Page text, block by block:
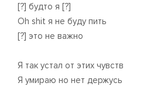
[?] будто я [?]
Oh shit я не буду пить
[?] это не важно
Я так устал от этих чувств
Я умираю но нет держусь